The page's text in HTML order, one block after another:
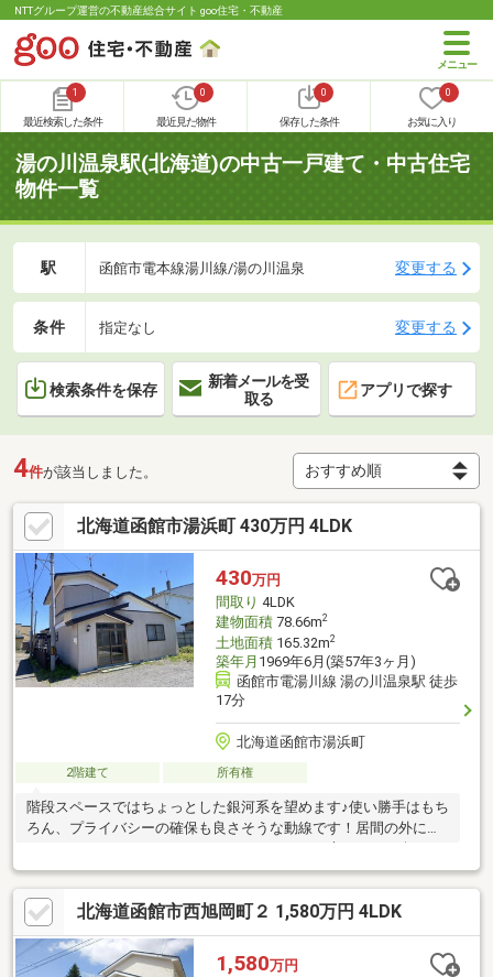
NTTグループ運営の不動産総合サイト goo住宅・不動産
1
最近検索した条件
0
最近見た物件
0
保存した条件
0
お気に入り
湯の川温泉駅(北海道)の中古一戸建て・中古住宅
物件一覧
駅 函館市電本線湯川線/湯の川温泉 変更する
条件 指定なし 変更する
検索条件を保存
新着メールを受
取る
アプリで探す
4件が該当しました。
北海道函館市湯浜町 430万円 4LDK
430万円
間取り 4LDK
建物面積78.66m2
土地面積165.32m2
築年月 1969年6月(築57年3ヶ月)
函館市電湯川線 湯の川温泉駅 徒歩
17分
北海道函館市湯浜町
2階建て 所有権
階段スペースではちょっとした銀河系を望めます♪使い勝手はもち
ろん、プライバシーの確保も良さそうな動線です！居間の外には
ます！スーパーや郵便局、たこ焼き屋さんも徒歩圏内です♪
北海道函館市西旭岡町２ 1,580万円 4LDK
1,580万円